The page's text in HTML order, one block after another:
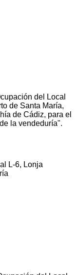
del Local
de Santa María,
de Cádiz, para el
la vendeduría".
L-6, Lonja